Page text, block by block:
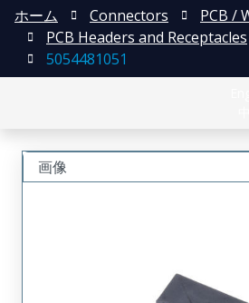
ホーム Connectors
PCB /
PCB Headers and Receptacles
5054481051
画像